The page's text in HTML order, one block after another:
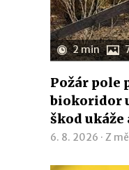
2 min
Požár pole
biokoridor
škod
6. 8. 2026 · Z